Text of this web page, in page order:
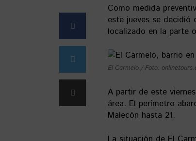
Como medida
este jueves se decidió
localizado en la parte
El Carmelo / Foto:
A partir de este
área. El perímetro
Malecón hasta 21.